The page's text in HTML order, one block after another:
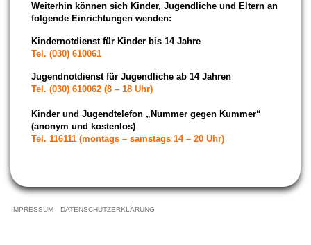
Weiterhin können sich Kinder, Jugendliche und Eltern an
folgende Einrichtungen wenden:
Kindernotdienst für Kinder bis 14 Jahre
Tel. (030) 610061
Jugendnotdienst für Jugendliche ab 14 Jahren
Tel. (030) 610062 (8 – 18 Uhr)
Kinder und Jugendtelefon „Nummer gegen Kummer“
(anonym und kostenlos)
Tel. 116111 (montags – samstags 14 – 20 Uhr)
ÜBERSPRINGEN
IMPRESSUM DATENSCHUTZERKLÄRUNG